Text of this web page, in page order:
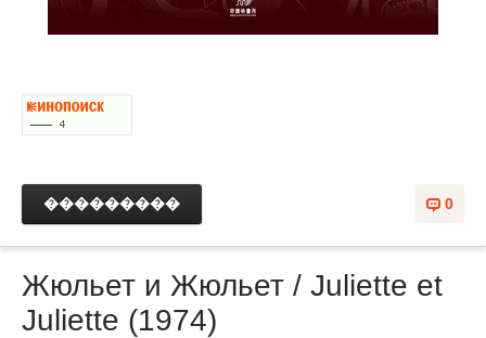
0
���������
Жюльет и Жюльет / Juliette et
Juliette (1974)